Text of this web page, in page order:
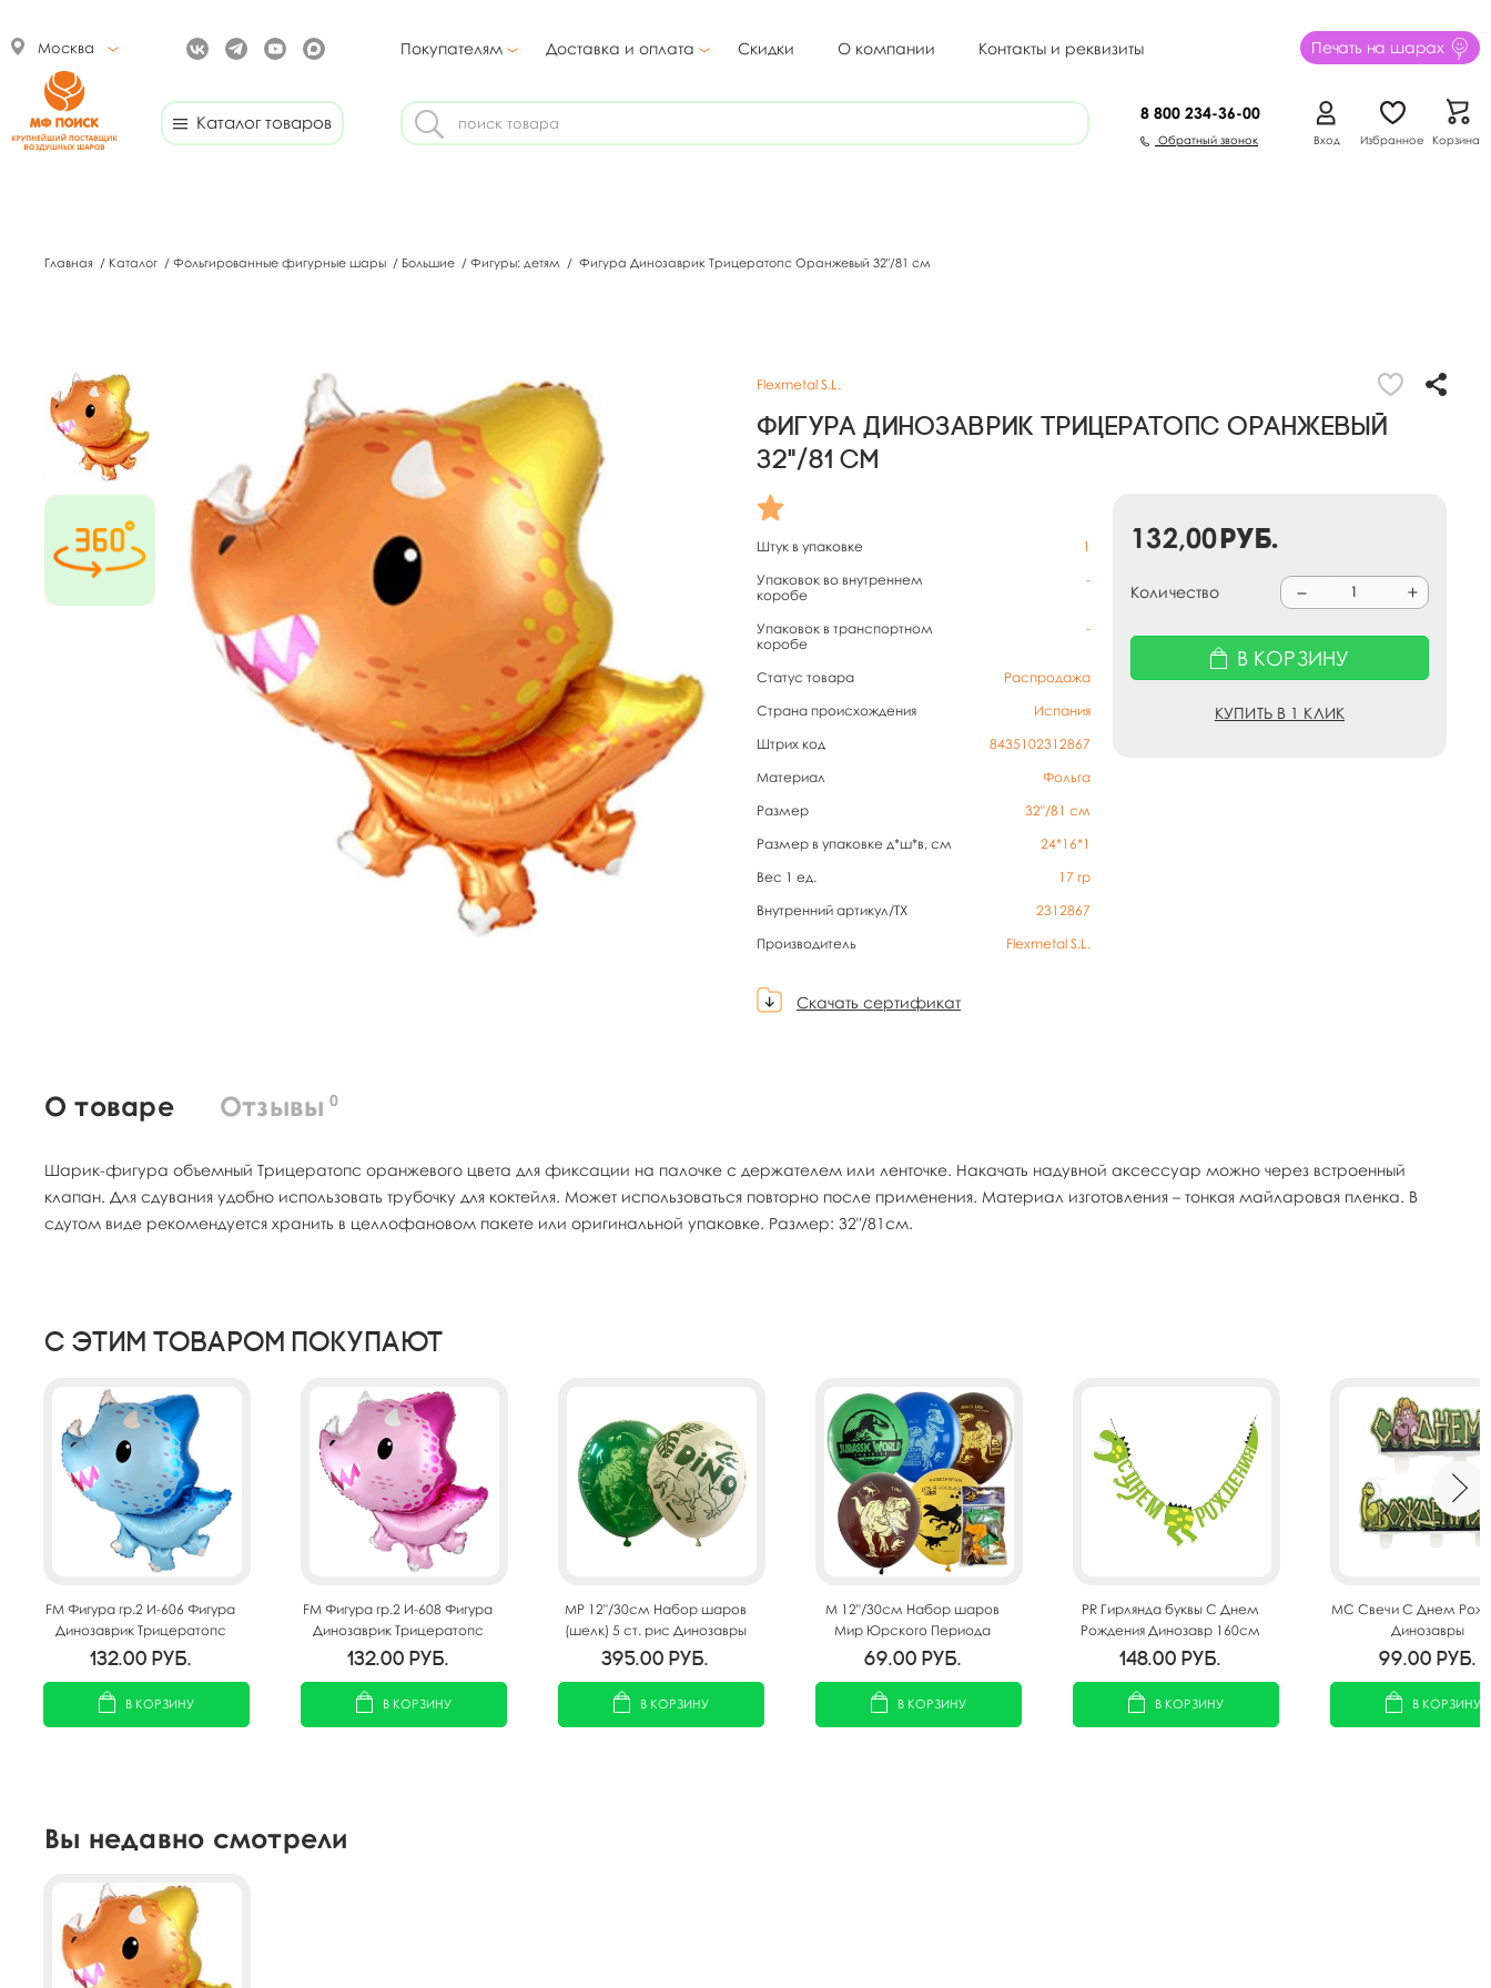
Москва Покупателям Доставка и оплата Скидки О компании Контакты и реквизиты Печать на шарах
Каталог товаров 8 800 234-36-00
Обратный звонок Вход Избранное Корзина
Главная / Каталог / Фольгированные фигурные шары / Большие / Фигуры: детям / Фигура Динозаврик Трицератопс Оранжевый 32"/81 см
Flexmetal S.L.
Фигура Динозаврик Трицератопс Оранжевый
32"/81 см
Штук в упаковке
1
Упаковок во внутреннем
коробе
-
Упаковок в транспортном
коробе
-
Статус товара
Распродажа
Страна происхождения
Испания
Штрих код
8435102312867
Материал
Фольга
Размер
32"/81 см
Размер в упаковке д*ш*в, см
24*16*1
Вес 1 ед.
17 гр
Внутренний артикул/TX
2312867
Производитель
Flexmetal S.L.
Скачать сертификат
132,00руб.
Количество
В КОРЗИНУ
КУПИТЬ В 1 КЛИК
О товаре Отзывы 0
Шарик-фигура объемный Трицератопс оранжевого цвета для фиксации на палочке с держателем или ленточке. Накачать надувной аксессуар можно через встроенный
клапан. Для сдувания удобно использовать трубочку для коктейля. Может использоваться повторно после применения. Материал изготовления – тонкая майларовая пленка. В
сдутом виде рекомендуется хранить в целлофановом пакете или оригинальной упаковке. Размер: 32"/81см.
С этим товаром покупают
FM Фигура гр.2 И-606 Фигура
Динозаврик Трицератопс
Голубой 32"/81см
132.00 руб.
В КОРЗИНУ
FM Фигура гр.2 И-608 Фигура
Динозаврик Трицератопс
Розовый 32"/81см
132.00 руб.
В КОРЗИНУ
MP 12"/30см Набор шаров
(шелк) 5 ст. рис Динозавры
25шт
395.00 руб.
В КОРЗИНУ
M 12"/30см Набор шаров
Мир Юрского Периода
ассорти рис. 5шт
69.00 руб.
В КОРЗИНУ
PR Гирлянда буквы С Днем
Рождения Динозавр 160см
148.00 руб.
В КОРЗИНУ
MС Свечи С Днем
Динозавры
99.00 руб.
В КОРЗИНУ
Вы недавно смотрели